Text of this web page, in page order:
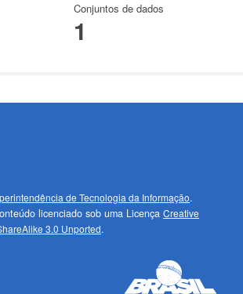
Conjuntos de dados
1
de Tecnologia da Informação.
licenciado sob uma Licença Creative
3.0 Unported.